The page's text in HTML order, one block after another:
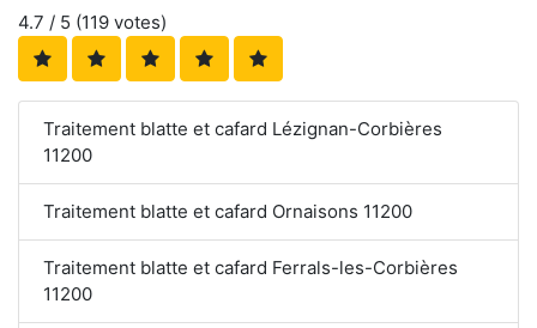
4.7 / 5 (119 votes)
Traitement blatte et cafard Lézignan-Corbières
11200
Traitement blatte et cafard Ornaisons 11200
Traitement blatte et cafard Ferrals-les-Corbières
11200